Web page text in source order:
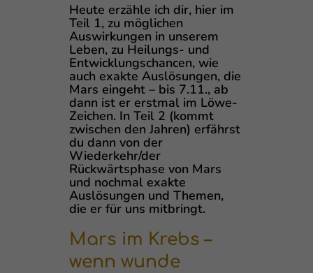
Heute erzähle ich dir, hier im
Teil 1, zu möglichen
Auswirkungen in unserem
Leben, zu Heilungs- und
Entwicklungschancen, wie
auch exakte Auslösungen, die
Mars eingeht – bis 7.11., ab
dann ist er erstmal im Löwe-
Zeichen. In Teil 2 (kommt
zwischen den Jahren) erfährst
du dann von der
Wiederkehr/der
Rückwärtsphase von Mars
und nochmal exakte
Auslösungen und Themen,
die er für uns mitbringt.
Mars im Krebs –
wenn wunde